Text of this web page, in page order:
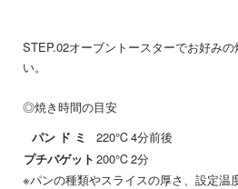
STEP.02オーブントースターでお好み
い。
◎焼き時間の目安
パン ド ミ
220℃4分前後
プチバゲット 200℃2分
※パンの種類やスライスの厚さ、設定温